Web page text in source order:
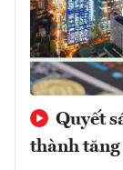
Quyết
thành